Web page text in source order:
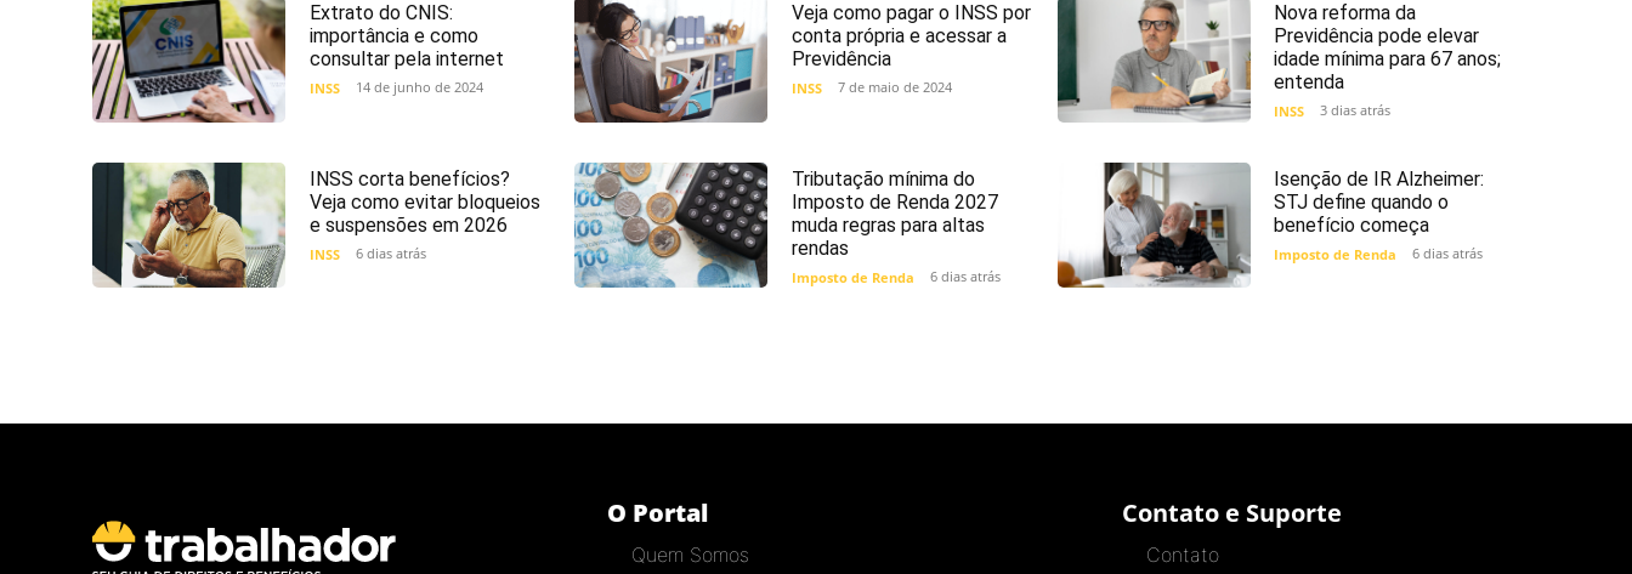
Extrato do CNIS:
importância e como
consultar pela internet
INSS 14 de junho de 2024
Veja como pagar o INSS por
conta própria e acessar a
Previdência
INSS 7 de maio de 2024
Nova reforma da
Previdência pode elevar
idade mínima para 67 anos;
entenda
INSS 3 dias atrás
INSS corta benefícios?
Veja como evitar bloqueios
e suspensões em 2026
INSS 6 dias atrás
Tributação mínima do
Imposto de Renda 2027
muda regras para altas
rendas
Imposto de Renda 6 dias atrás
Isenção de IR Alzheimer:
STJ define quando o
benefício começa
Imposto de Renda 6 dias atrás
O Portal
Quem Somos
Contato e Suporte
Contato